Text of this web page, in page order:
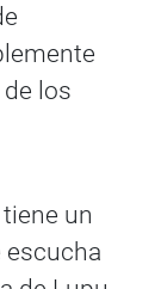
los
un
escucha